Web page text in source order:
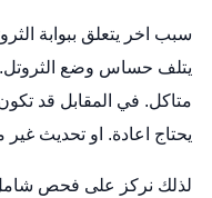
سبب اخر يتعلق ببوابة
يتلف حساس وضع
متاكل. في المقابل قد
يحتاج اعادة. او تحديث
لذلك نركز على فحص